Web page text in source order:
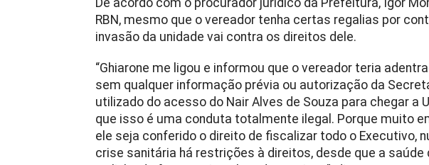
De acordo com o procurador jurídico da Prefeitura, Igor
RBN, mesmo que o vereador tenha certas regalias por
invasão da unidade vai contra os direitos dele.
“Ghiarone me ligou e informou que o vereador teria
sem qualquer informação prévia ou autorização da
utilizado do acesso do Nair Alves de Souza para chegar a
que isso é uma conduta totalmente ilegal. Porque muito
ele seja conferido o direito de fiscalizar todo o Executivo,
crise sanitária há restrições à direitos, desde que a